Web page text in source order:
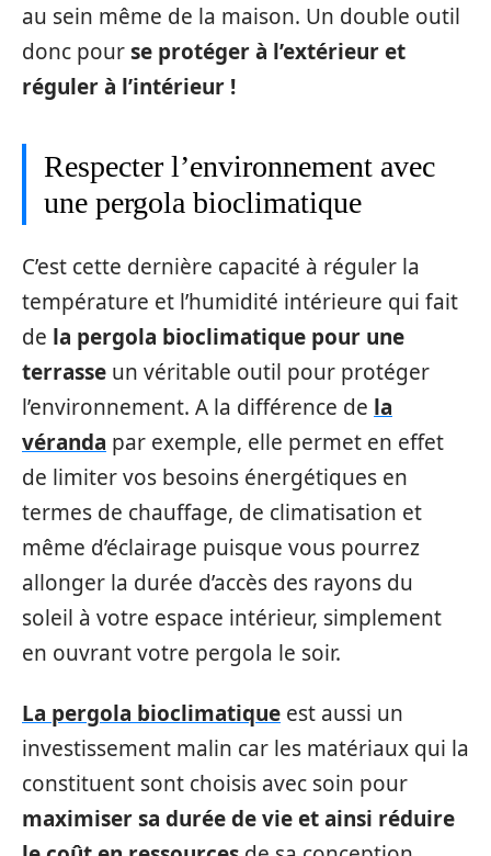
au sein même de la maison. Un double outil
donc pourse protéger à l’extérieur et
réguler à l’intérieur !
Respecter l’environnement avec
une pergola bioclimatique
C’est cette dernière capacité à réguler la
température et l’humidité intérieure qui fait
de la pergola bioclimatique pour une
terrasse un véritable outil pour protéger
l’environnement. A la différence de la
véranda par exemple, elle permet en effet
de limiter vos besoins énergétiques en
termes de chauffage, de climatisation et
même d’éclairage puisque vous pourrez
allonger la durée d’accès des rayons du
soleil à votre espace intérieur, simplement
en ouvrant votre pergola le soir.
La pergola bioclimatique est aussi un
investissement malin car les matériaux qui la
constituent sont choisis avec soin pour
maximiser sa durée de vie et ainsi réduire